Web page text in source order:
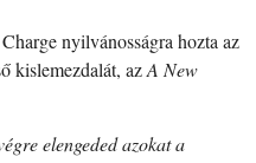
nyilvánosságra hozta az
kislemezdalát, azA New
elengeded azokat a